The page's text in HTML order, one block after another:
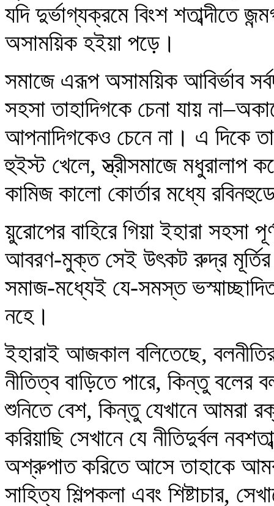
যদি দুর্ভাগ্যক্রমে বিংশ শতাব্দীতে
অসাময়িক হইয়া পড়ে।
সমাজে এরূপ অসাময়িক আবির্ভাব
সহসা তাহাদিগকে চেনা যায়
আপনাদিগকেও চেনে না। এ দিকে
হুইস্ট খেলে, স্ত্রীসমাজে মধুরালাপ
কামিজ কালো কোর্তার মধ্যে
য়ুরোপের বাহিরে গিয়া ইহারা সহসা
আবরণ-মুক্ত সেই উৎকট রুদ্র মূর্তির
সমাজ-মধ্যেই যে-সমস্ত
নহে।
ইহারাই আজকাল বলিতেছে,
নীতিত্ব বাড়িতে পারে, কিন্তু
শুনিতে বেশ, কিন্তু যেখানে আমরা
করিয়াছি সেখানে যে নীতিদুর্বল
অশ্রুপাত করিতে আসে তাহাকে
সাহিত্য শিল্পকলা এবং শিষ্টাচার,